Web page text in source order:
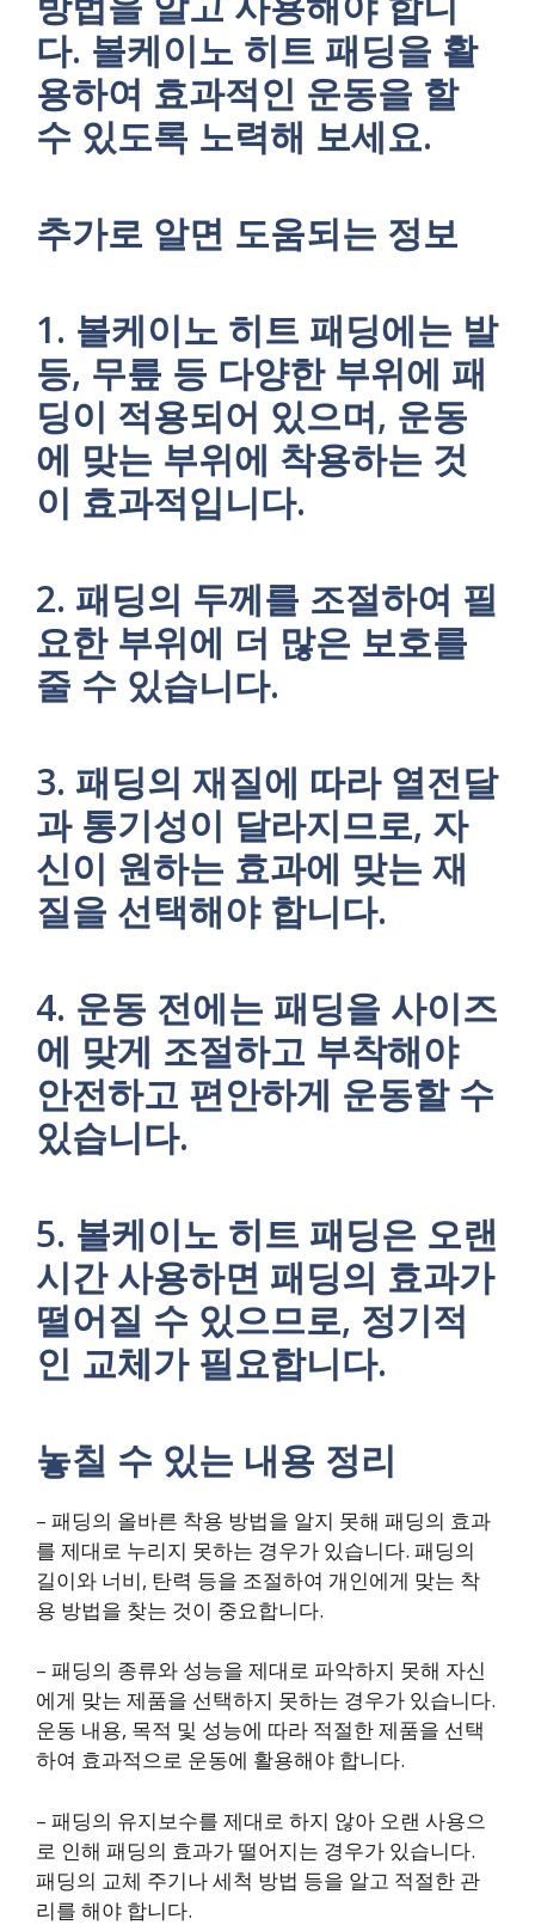
다. 볼케이노 히트 패딩을 활
용하여 효과적인 운동을 할
수 있도록 노력해 보세요.
추가로 알면 도움되는 정보
1. 볼케이노 히트 패딩에는 발
등, 무릎 등 다양한 부위에 패
딩이 적용되어 있으며, 운동
에 맞는 부위에 착용하는 것
이 효과적입니다.
2. 패딩의 두께를 조절하여 필
요한 부위에 더 많은 보호를
줄 수 있습니다.
3. 패딩의 재질에 따라 열전달
과 통기성이 달라지므로, 자
신이 원하는 효과에 맞는 재
질을 선택해야 합니다.
4. 운동 전에는 패딩을 사이즈
에 맞게 조절하고 부착해야
안전하고 편안하게 운동할 수
있습니다.
5. 볼케이노 히트 패딩은 오랜
시간 사용하면 패딩의 효과가
떨어질 수 있으므로, 정기적
인 교체가 필요합니다.
놓칠 수 있는 내용 정리
– 패딩의 올바른 착용 방법을 알지 못해 패딩의 효과
를 제대로 누리지 못하는 경우가 있습니다. 패딩의
길이와 너비, 탄력 등을 조절하여 개인에게 맞는 착
용 방법을 찾는 것이 중요합니다.
– 패딩의 종류와 성능을 제대로 파악하지 못해 자신
에게 맞는 제품을 선택하지 못하는 경우가 있습니다.
운동 내용, 목적 및 성능에 따라 적절한 제품을 선택
하여 효과적으로 운동에 활용해야 합니다.
– 패딩의 유지보수를 제대로 하지 않아 오랜 사용으
로 인해 패딩의 효과가 떨어지는 경우가 있습니다.
패딩의 교체 주기나 세척 방법 등을 알고 적절한 관
리를 해야 합니다.